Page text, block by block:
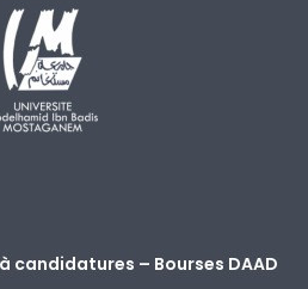
candidatures – Bourses DAAD